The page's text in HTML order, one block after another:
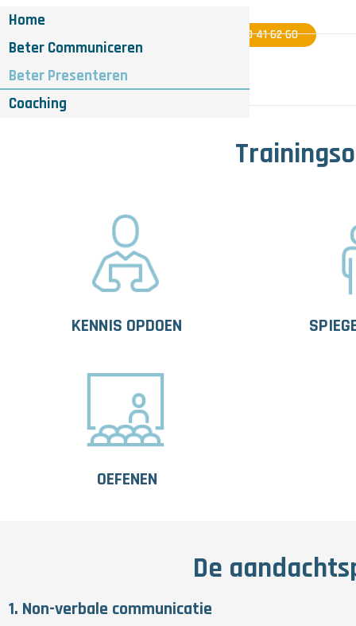
06 - 40 41 62 60
Home
Beter Communiceren
Beter Presenteren
Coaching
KENNIS OPDOEN
OEFENEN
De
1. Non-verbale communicatie